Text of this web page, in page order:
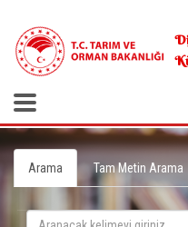
Arama Tam Metin Arama